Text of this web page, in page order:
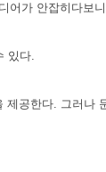
가 안잡히다보
있다.
공한다. 그러나